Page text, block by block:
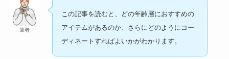
筆者
この記事を読むと、どの年齢層におすすめの
アイテムがあるのか、さらにどのようにコー
ディネートすればよいかがわかります。